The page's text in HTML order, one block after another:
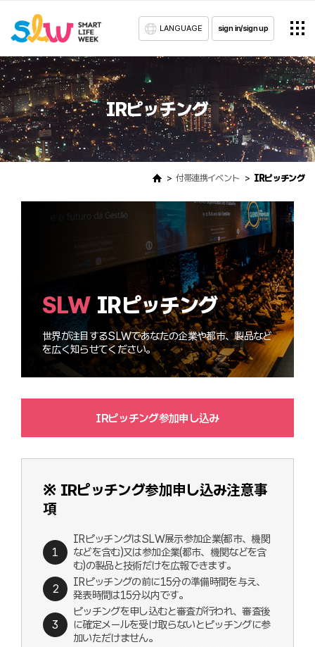
LANGUAGE sign in/sign up
IRピッチング
付帯連携イベント IRピッチング
SLW IRピッチング
世界が注目するSLWであなたの企業や都市、製品など
を広く知らせてください。
IRピッチング参加申し込み
※ IRピッチング参加申し込み注意事
項
IRピッチングはSLW展示参加企業(都市、機関
などを含む)又は参加企業(都市、機関などを含
む)の製品と技術だけを広報できます。
IRピッチングの前に15分の準備時間を与え、
発表時間は15分以内です。
ピッチングを申し込むと審査が行われ、審査後
に確定メールを受け取らないとピッチングに参
加いただけません。